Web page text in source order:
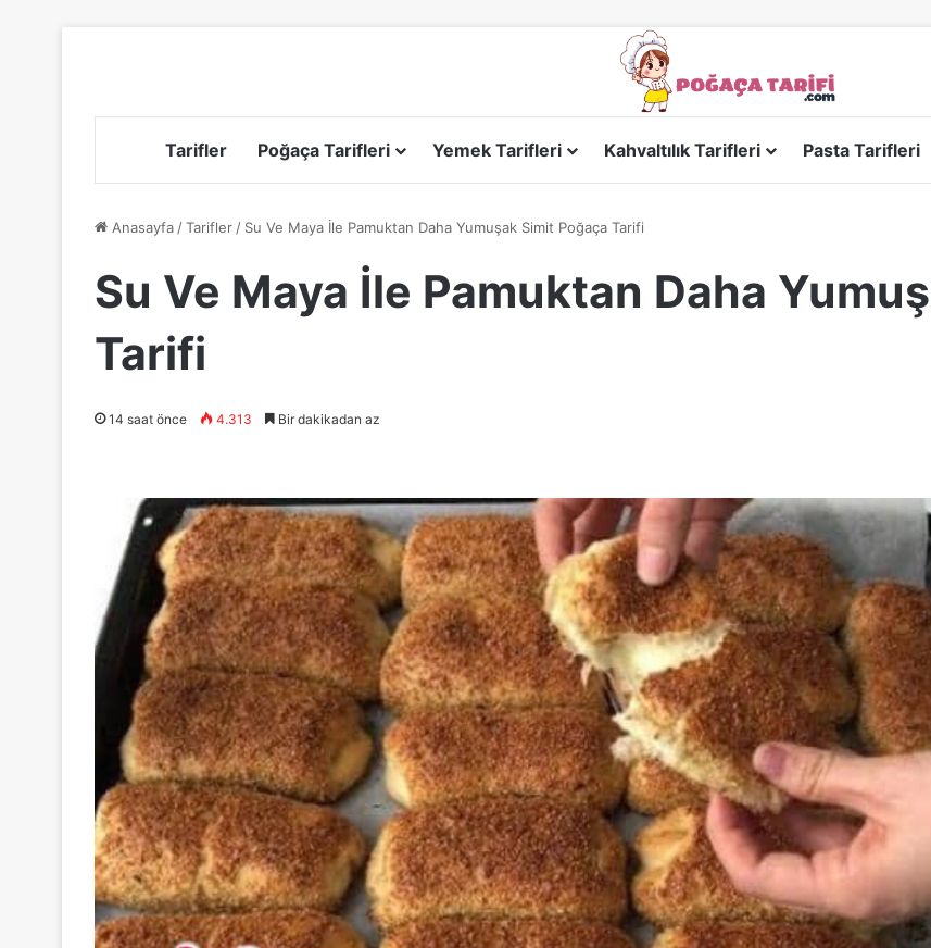
Tarifler Poğaça Tarifleri Yemek Tarifleri Kahvaltılık Tarifleri Pasta Tarifleri
Anasayfa /Tarifler / Su Ve Maya İle Pamuktan Daha Yumuşak Simit Poğaça Tarifi
Su Ve Maya İle Pamuktan Daha
Tarifi
14 saat önce 4.313 Bir dakikadan az